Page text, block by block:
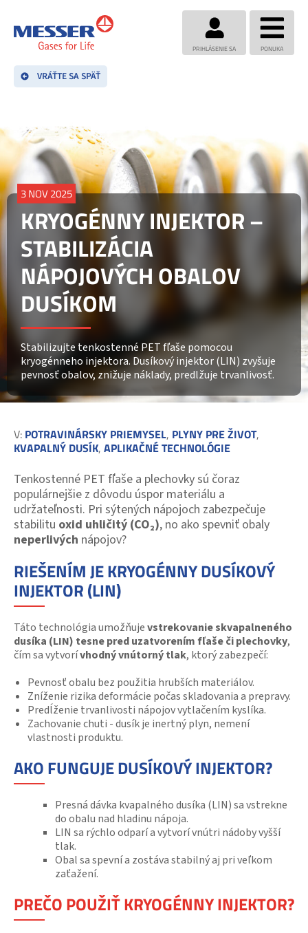
PRIHLÁSENIE SA PONUKA
VRÁŤTE SA SPÄŤ
3 NOV 2025
KRYOGÉNNY INJEKTOR –
STABILIZÁCIA
NÁPOJOVÝCH OBALOV
DUSÍKOM
Stabilizujte tenkostenné PET fľaše pomocou
kryogénneho injektora. Dusíkový injektor (LIN) zvyšuje
pevnosť obalov, znižuje náklady, predlžuje trvanlivosť.
V: POTRAVINÁRSKY PRIEMYSEL, PLYNY PRE ŽIVOT,
KVAPALNÝ DUSÍK, APLIKAČNÉ TECHNOLÓGIE
Tenkostenné PET fľaše a plechovky sú čoraz
populárnejšie z dôvodu úspor materiálu a
udržateľnosti. Pri sýtených nápojoch zabezpečuje
stabilitu oxid uhličitý (CO₂), no ako spevniť obaly
neperlivých nápojov?
RIEŠENÍM JE KRYOGÉNNY DUSÍKOVÝ
INJEKTOR (LIN)
Táto technológia umožňujevstrekovanie skvapalneného
dusíka (LIN) tesne pred uzatvorením fľaše či plechovky,
čím sa vytvorívhodný vnútorný tlak, ktorý zabezpečí:
Pevnosť obalu bez použitia hrubších materiálov.
Zníženie rizika deformácie počas skladovania a prepravy.
Predĺženie trvanlivosti nápojov vytlačením kyslíka.
Zachovanie chuti - dusík je inertný plyn, nemení
vlastnosti produktu.
AKO FUNGUJE DUSÍKOVÝ INJEKTOR?
Presná dávka kvapalného dusíka (LIN) sa vstrekne
do obalu nad hladinu nápoja.
LIN sa rýchlo odparí a vytvorí vnútri nádoby vyšší
tlak.
Obal sa spevní a zostáva stabilný aj pri veľkom
zaťažení.
PREČO POUŽIŤ KRYOGÉNNY INJEKTOR?